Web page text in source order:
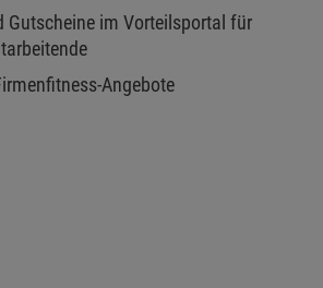
Gutscheine im Vorteilsportal für
Angebote